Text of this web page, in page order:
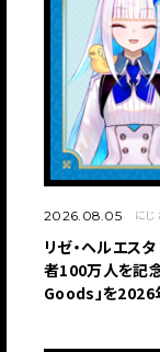
2026.08.05 にじ
リゼ・ヘルエス
者100万人を記
Goods」を